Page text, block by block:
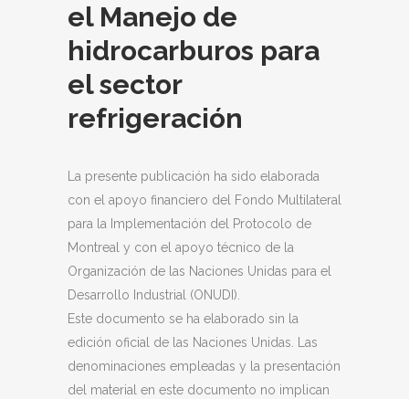
el Manejo de
hidrocarburos para
el sector
refrigeración
La presente publicación ha sido elaborada
con el apoyo financiero del Fondo Multilateral
para la Implementación del Protocolo de
Montreal y con el apoyo técnico de la
Organización de las Naciones Unidas para el
Desarrollo Industrial (ONUDI).
Este documento se ha elaborado sin la
edición oficial de las Naciones Unidas. Las
denominaciones empleadas y la presentación
del material en este documento no implican